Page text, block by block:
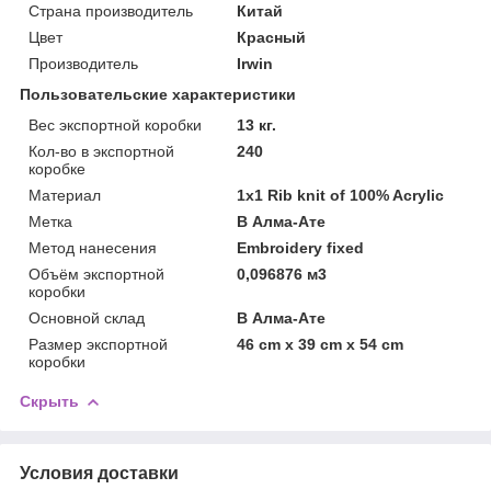
Страна производитель
Китай
Цвет
Красный
Производитель
Irwin
Пользовательские характеристики
Вес экспортной коробки
13 кг.
Кол-во в экспортной
коробке
240
Материал
1x1 Rib knit of 100% Acrylic
Метка
В Алма-Ате
Метод нанесения
Embroidery fixed
Объём экспортной
коробки
0,096876 м3
Основной склад
В Алма-Ате
Размер экспортной
коробки
46 cm x 39 cm x 54 cm
Скрыть
Условия доставки